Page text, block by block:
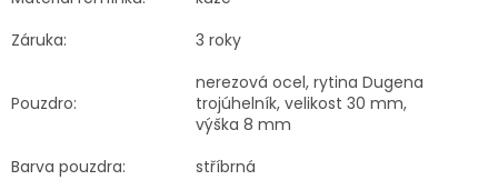
Záruka:
3 roky
Pouzdro:
nerezová ocel, rytina Dugena
trojúhelník, velikost 30 mm,
výška 8 mm
Barva pouzdra:
stříbrná